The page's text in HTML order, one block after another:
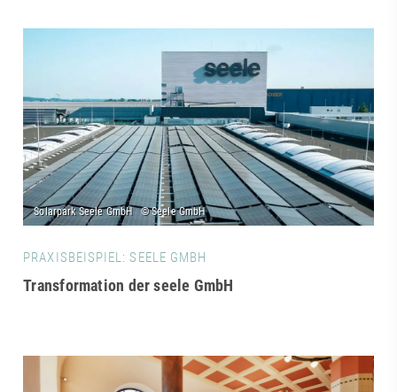
PRAXISBEISPIEL: SEELE GMBH
Transformation der seele GmbH